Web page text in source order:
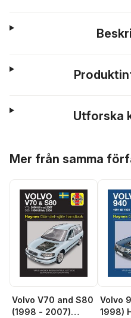
Utforska
Mer från samma
Volvo V70 and S80
(1998 - 2007)
Volvo
1998)